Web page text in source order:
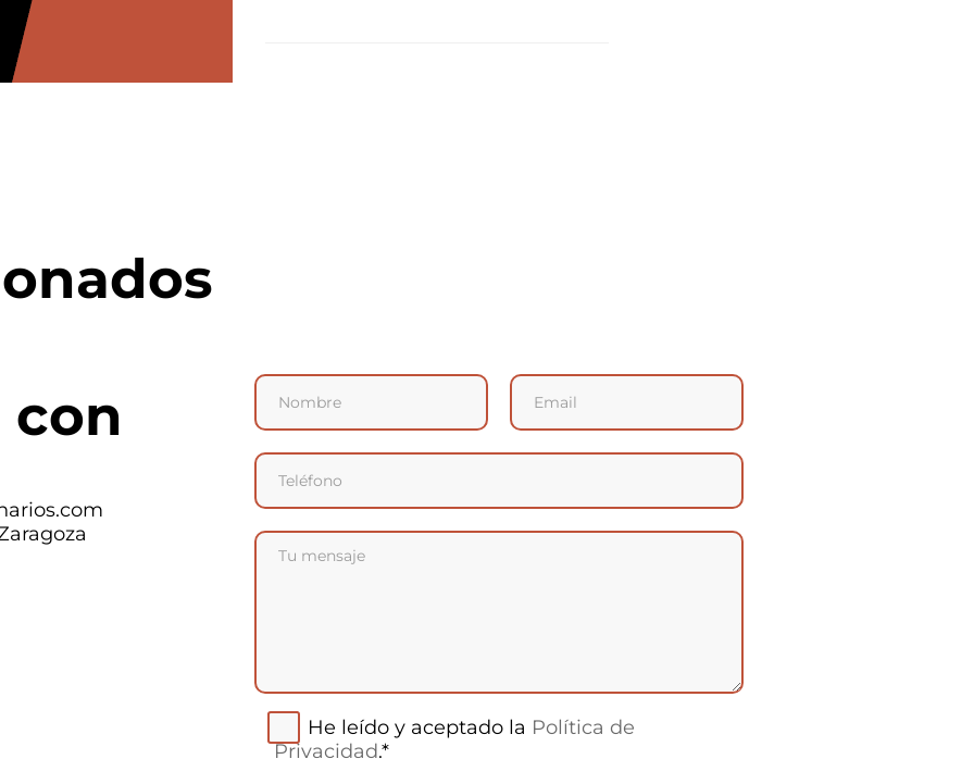
con
He leído y aceptado la Política de
Privacidad.*